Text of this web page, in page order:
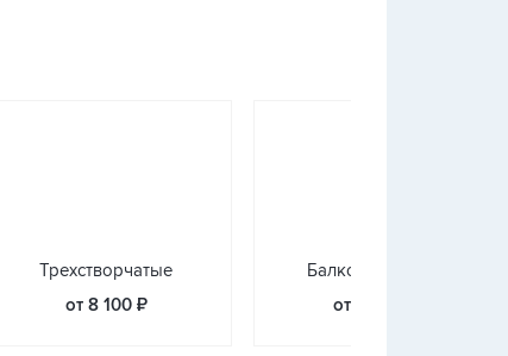
Трехстворчатые
от 8 100 ₽
Балконные блоки
от 14 400 ₽